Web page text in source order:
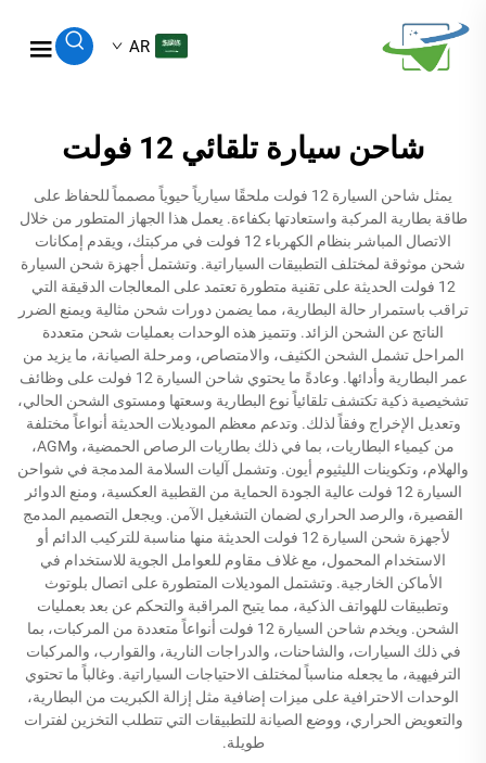
AR
شاحن سيارة تلقائي 12 فولت
يمثل شاحن السيارة 12 فولت ملحقًا سيارياً حيوياً مصمماً للحفاظ على
طاقة بطارية المركبة واستعادتها بكفاءة. يعمل هذا الجهاز المتطور من خلال
الاتصال المباشر بنظام الكهرباء 12 فولت في مركبتك، ويقدم إمكانات
شحن موثوقة لمختلف التطبيقات السياراتية. وتشتمل أجهزة شحن السيارة
12 فولت الحديثة على تقنية متطورة تعتمد على المعالجات الدقيقة التي
تراقب باستمرار حالة البطارية، مما يضمن دورات شحن مثالية ويمنع الضرر
الناتج عن الشحن الزائد. وتتميز هذه الوحدات بعمليات شحن متعددة
المراحل تشمل الشحن الكثيف، والامتصاص، ومرحلة الصيانة، ما يزيد من
عمر البطارية وأدائها. وعادةً ما يحتوي شاحن السيارة 12 فولت على وظائف
تشخيصية ذكية تكتشف تلقائياً نوع البطارية وسعتها ومستوى الشحن الحالي،
وتعديل الإخراج وفقاً لذلك. وتدعم معظم الموديلات الحديثة أنواعاً مختلفة
من كيمياء البطاريات، بما في ذلك بطاريات الرصاص الحمضية، وAGM،
والهلام، وتكوينات الليثيوم أيون. وتشمل آليات السلامة المدمجة في شواحن
السيارة 12 فولت عالية الجودة الحماية من القطبية العكسية، ومنع الدوائر
القصيرة، والرصد الحراري لضمان التشغيل الآمن. ويجعل التصميم المدمج
لأجهزة شحن السيارة 12 فولت الحديثة منها مناسبة للتركيب الدائم أو
الاستخدام المحمول، مع غلاف مقاوم للعوامل الجوية للاستخدام في
الأماكن الخارجية. وتشتمل الموديلات المتطورة على اتصال بلوتوث
وتطبيقات للهواتف الذكية، مما يتيح المراقبة والتحكم عن بعد بعمليات
الشحن. ويخدم شاحن السيارة 12 فولت أنواعاً متعددة من المركبات، بما
في ذلك السيارات، والشاحنات، والدراجات النارية، والقوارب، والمركبات
الترفيهية، ما يجعله مناسباً لمختلف الاحتياجات السياراتية. وغالباً ما تحتوي
الوحدات الاحترافية على ميزات إضافية مثل إزالة الكبريت من البطارية،
والتعويض الحراري، ووضع الصيانة للتطبيقات التي تتطلب التخزين لفترات
طويلة.